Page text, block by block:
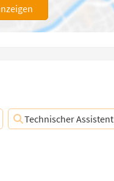
Technischer Assistent